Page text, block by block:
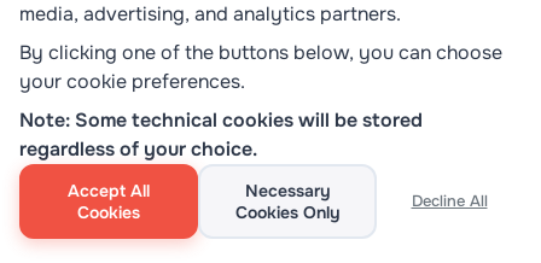
ошибками SSL, сначала установите необходимые
модули:
sudo cpan Mozilla::CA IO::Socket::SSL
LWP::Protocol::https
media, advertising, and analytics partners.
By clicking one of the buttons below, you can choose
your cookie preferences.
Note: Some technical cookies will be stored
regardless of your choice.
Accept All
Cookies
Necessary
Cookies Only
Decline All